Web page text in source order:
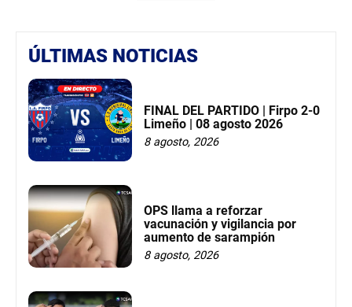
ÚLTIMAS NOTICIAS
FINAL DEL PARTIDO | Firpo 2-0
Limeño | 08 agosto 2026
8 agosto, 2026
OPS llama a reforzar
vacunación y vigilancia por
aumento de sarampión
8 agosto, 2026